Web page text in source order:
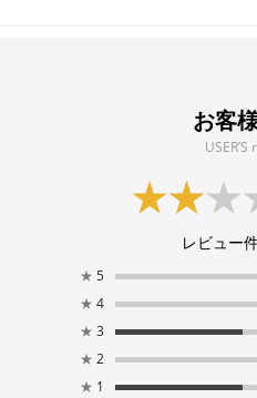
お客
レビュー
★ 5
★ 4
★ 3
★ 2
★ 1